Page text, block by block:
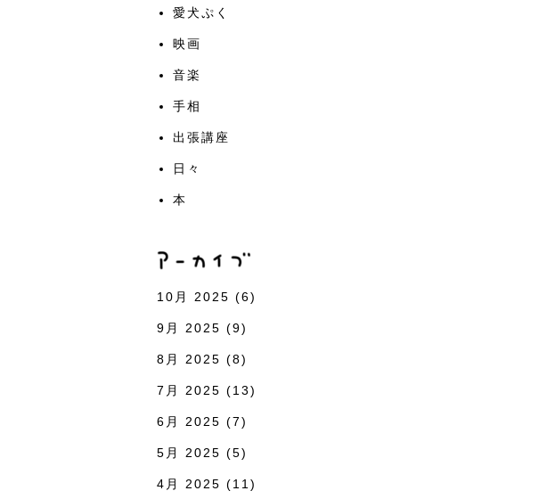
愛犬ぷく
映画
音楽
手相
出張講座
日々
本
10月 2025 (6)
9月 2025 (9)
8月 2025 (8)
7月 2025 (13)
6月 2025 (7)
5月 2025 (5)
4月 2025 (11)